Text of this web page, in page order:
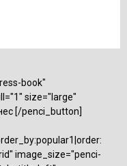
book"
size="large"
[/penci_button]
image_size="penci-